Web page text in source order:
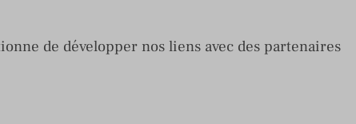
de développer nos liens avec des partenaires